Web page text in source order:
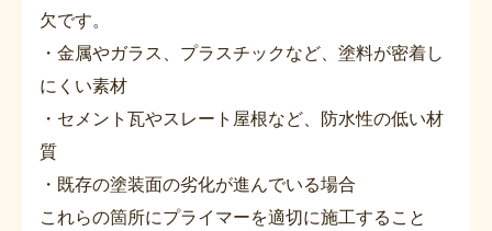
欠です。
・金属やガラス、プラスチックなど、塗料が密着し
にくい素材
・セメント瓦やスレート屋根など、防水性の低い材
質
・既存の塗装面の劣化が進んでいる場合
これらの箇所にプライマーを適切に施工すること